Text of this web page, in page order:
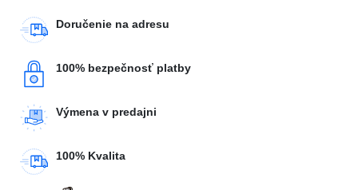
Doručenie na adresu
100% bezpečnosť platby
Výmena v predajni
100% Kvalita